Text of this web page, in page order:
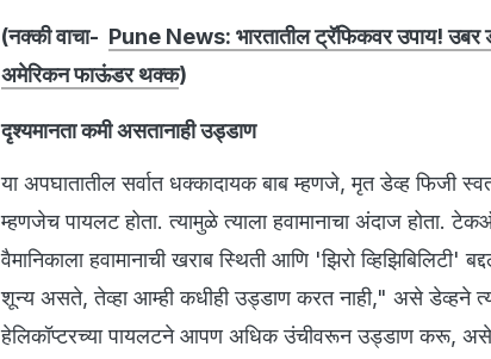
(नक्की वाचा- Pune News: भारतातील ट्रॅफिकवर उपाय! उबर
अमेरिकन फाऊंडर थक्क)
दृश्यमानता कमी असतानाही उड्डाण
या अपघातातील सर्वात धक्कादायक बाब म्हणजे, मृत डेव्ह फिजी
म्हणजेच पायलट होता. त्यामुळे त्याला हवामानाचा अंदाज होता.
वैमानिकाला हवामानाची खराब स्थिती आणि 'झिरो व्हिझिबिलिटी'
शून्य असते, तेव्हा आम्ही कधीही उड्डाण करत नाही," असे डेव्हने
हेलिकॉप्टरच्या पायलटने आपण अधिक उंचीवरून उड्डाण करू,